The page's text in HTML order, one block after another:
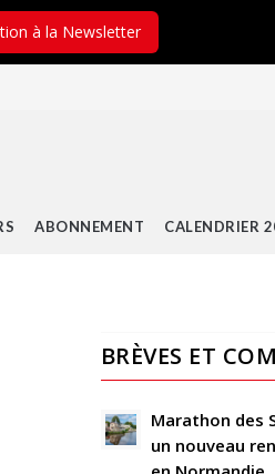
ABONNEMENT CALENDRIER
Laisser
BRÈVES ET
Marathon des
un nouveau
à la Newsletter